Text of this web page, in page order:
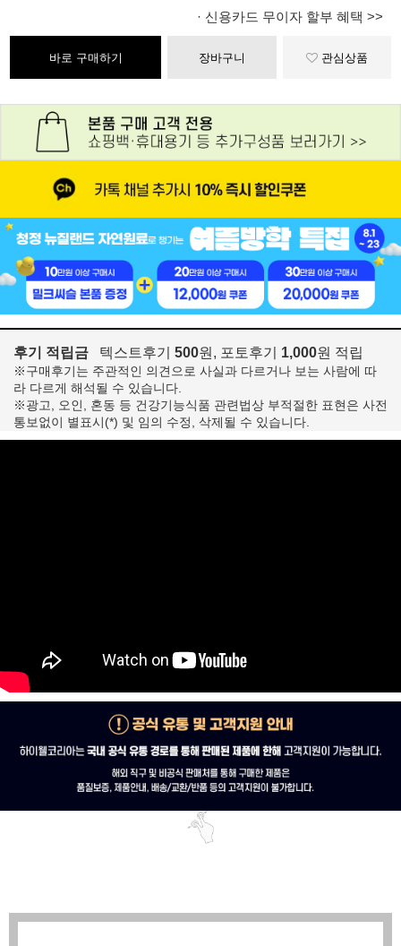
· 신용카드 무이자 할부 혜택 >>
바로 구매하기 장바구니 관심상품
후기 적립금 텍스트후기 500원, 포토후기 1,000원 적립
※구매후기는 주관적인 의견으로 사실과 다르거나 보는 사람에 따
라 다르게 해석될 수 있습니다.
※광고, 오인, 혼동 등 건강기능식품 관련법상 부적절한 표현은 사전
통보없이 별표시(*) 및 임의 수정, 삭제될 수 있습니다.